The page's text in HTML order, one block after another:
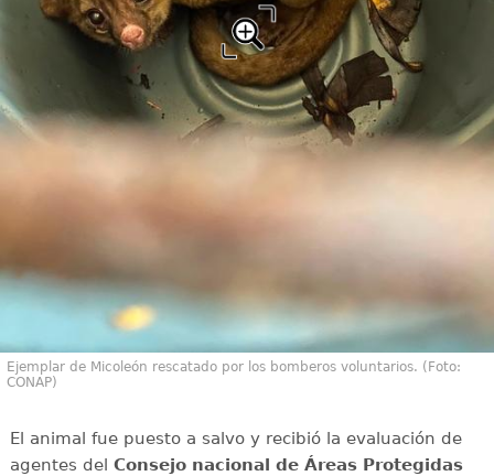
Ejemplar de Micoleón rescatado por los bomberos voluntarios. (Foto:
CONAP)
El animal fue puesto a salvo y recibió la evaluación de
agentes del Consejo nacional de Áreas Protegidas